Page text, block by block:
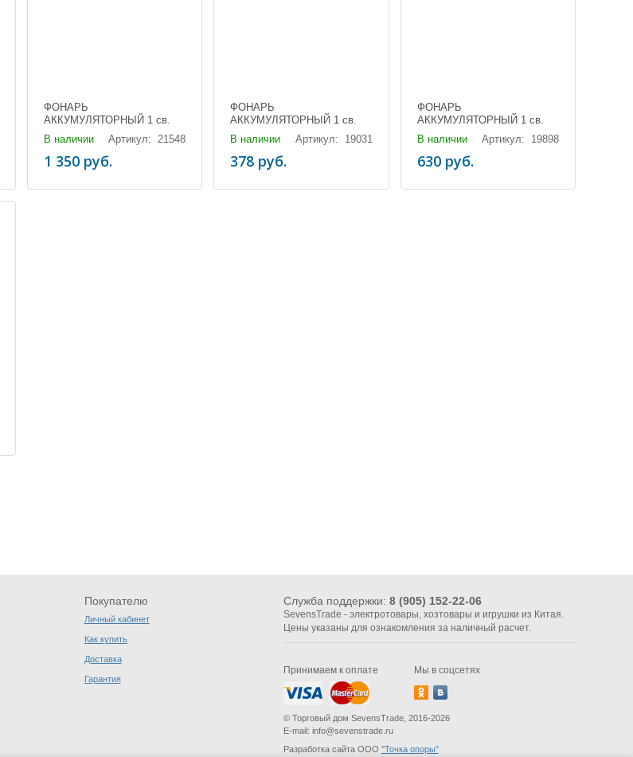
ФОНАРЬ
АККУМУЛЯТОРНЫЙ 1 св.
XA-B702 ZOOM (3х18650)
(1/60)
В наличии Артикул: 21548
1 350 руб.
ФОНАРЬ
АККУМУЛЯТОРНЫЙ 1 св.
Т6-26 ZOOM (3хААА,18650)
(1/60)
В наличии Артикул: 19031
378 руб.
ФОНАРЬ
АККУМУЛЯТОРНЫЙ 1 св.
P50 (3хААА,18650) (1/40)
В наличии Артикул: 19898
630 руб.
Покупателю
Личный кабинет
Как купить
Доставка
Гарантия
Служба поддержки: 8 (905) 152-22-06
SevensTrade - электротовары, хозтовары и игрушки из Китая.
Цены указаны для ознакомления за наличный расчет.
Принимаем к оплате Мы в соцсетях
© Торговый дом SevensTrade, 2016-2026
E-mail: info@sevenstrade.ru
Разработка сайта ООО "Точка опоры"